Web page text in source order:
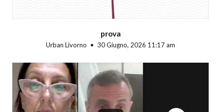
prova
Urban Livorno 30 Giugno, 2026 11:17 am